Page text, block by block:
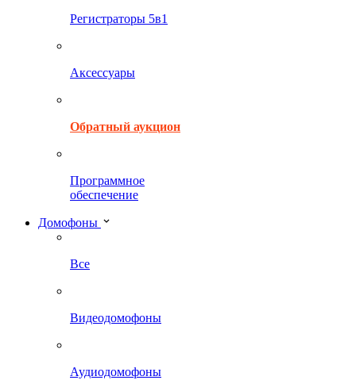
Регистраторы 5в1
Аксессуары
Обратный аукцион
Программное
обеспечение
Домофоны
Все
Видеодомофоны
Аудиодомофоны